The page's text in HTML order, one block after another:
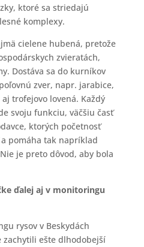
ktoré sa striedajú
komplexy.
cielene hubená, pretože
zvieratách,
Dostáva sa do kurníkov
zver, napr. jarabice,
trofejovo lovená. Každý
svoju funkciu, väčšiu časť
ktorých početnosť
pomáha tak napríklad
je preto dôvod, aby bola
ďalej aj v monitoringu
rysov v Beskydách
zachytili ešte dlhodobejší